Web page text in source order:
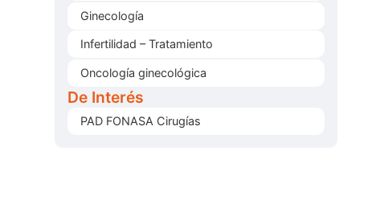
Ginecología
Infertilidad – Tratamiento
Oncología ginecológica
De Interés
PAD FONASA Cirugías